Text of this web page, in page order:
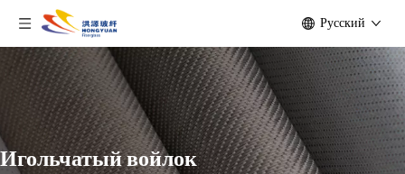
Pусский
Игольчатый войлок